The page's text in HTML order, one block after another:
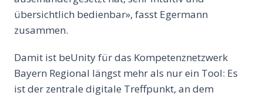
übersichtlich bedienbar», fasst Egermann
zusammen.
Damit ist beUnity für das Kompetenznetzwerk
Bayern Regional längst mehr als nur ein Tool: Es
ist der zentrale digitale Treffpunkt, an dem